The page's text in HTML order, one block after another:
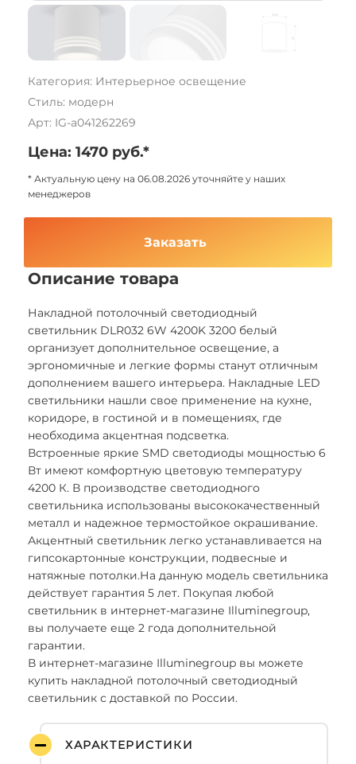
Категория: Интерьерное освещение
Стиль: модерн
Арт: IG-a041262269
Цена: 1470 руб.*
* Актуальную цену на 06.08.2026 уточняйте у наших
менеджеров
Заказать
Описание товара
Накладной потолочный светодиодный
светильник DLR032 6W 4200K 3200 белый
организует дополнительное освещение, а
эргономичные и легкие формы станут отличным
дополнением вашего интерьера. Накладные LED
светильники нашли свое применение на кухне,
коридоре, в гостиной и в помещениях, где
необходима акцентная подсветка.
Встроенные яркие SMD светодиоды мощностью 6
Вт имеют комфортную цветовую температуру
4200 К. В производстве светодиодного
светильника использованы высококачественный
металл и надежное термостойкое окрашивание.
Акцентный светильник легко устанавливается на
гипсокартонные конструкции, подвесные и
натяжные потолки.На данную модель светильника
действует гарантия 5 лет. Покупая любой
светильник в интернет-магазине Illuminegroup,
вы получаете еще 2 года дополнительной
гарантии.
В интернет-магазине Illuminegroup вы можете
купить накладной потолочный светодиодный
светильник с доставкой по России.
ХАРАКТЕРИСТИКИ